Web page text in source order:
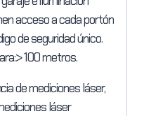
acceso a cada portón
de seguridad único.
100 metros.
de mediciones láser,
láser